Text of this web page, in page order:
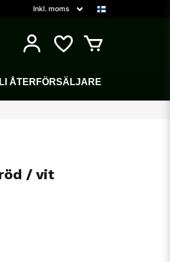
ÅTERFÖRSÄLJARE
/ vit